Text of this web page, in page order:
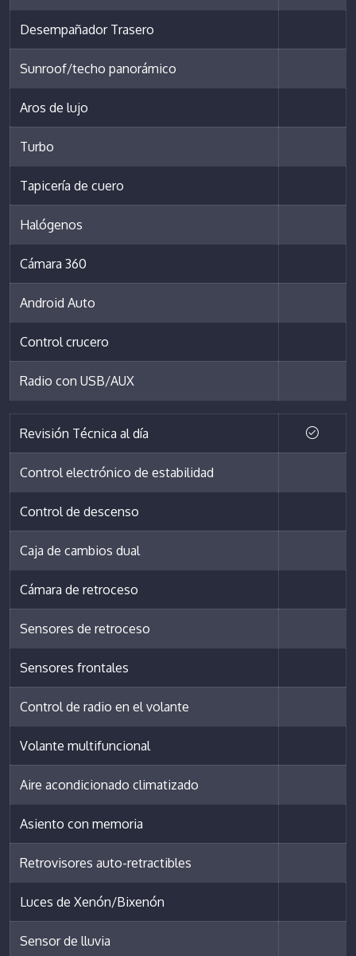
Desempañador Trasero
Sunroof/techo panorámico
Aros de lujo
Turbo
Tapicería de cuero
Halógenos
Cámara 360
Android Auto
Control crucero
Radio con USB/AUX
Revisión Técnica al día
Control electrónico de estabilidad
Control de descenso
Caja de cambios dual
Cámara de retroceso
Sensores de retroceso
Sensores frontales
Control de radio en el volante
Volante multifuncional
Aire acondicionado climatizado
Asiento con memoria
Retrovisores auto-retractibles
Luces de Xenón/Bixenón
Sensor de lluvia